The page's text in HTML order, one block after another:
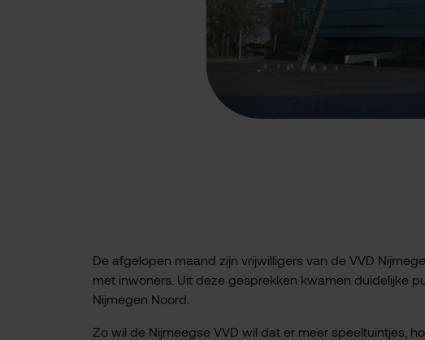
De afgelopen maand zijn vrijwilligers van de VVD
met inwoners. Uit deze gesprekken kwamen duidelijke
Nijmegen Noord.
Zo wil de Nijmeegse VVD wil dat er meer speeltuintjes,